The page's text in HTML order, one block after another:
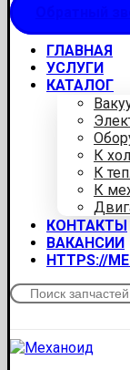
ГЛАВНАЯ
УСЛУГИ
КАТАЛОГ
К
К
К
КОНТАКТЫ
ВАКАНСИИ
HTTPS://